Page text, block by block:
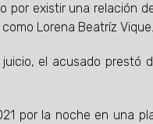
por existir una relación
Lorena Beatríz Vique.
el acusado
por la noche en una